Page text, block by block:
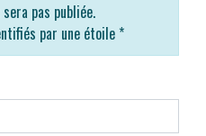
pas publiée.
par une étoile *